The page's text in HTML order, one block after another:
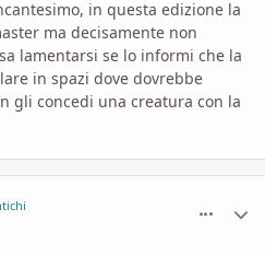
in questa edizione la
ma decisamente non
lamentarsi se lo informi che la
in spazi dove dovrebbe
gli concedi una creatura con la